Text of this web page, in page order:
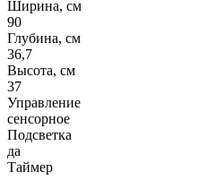
Ширина, см
90
Глубина, см
36,7
Высота, см
37
Управление
сенсорное
Подсветка
да
Таймер